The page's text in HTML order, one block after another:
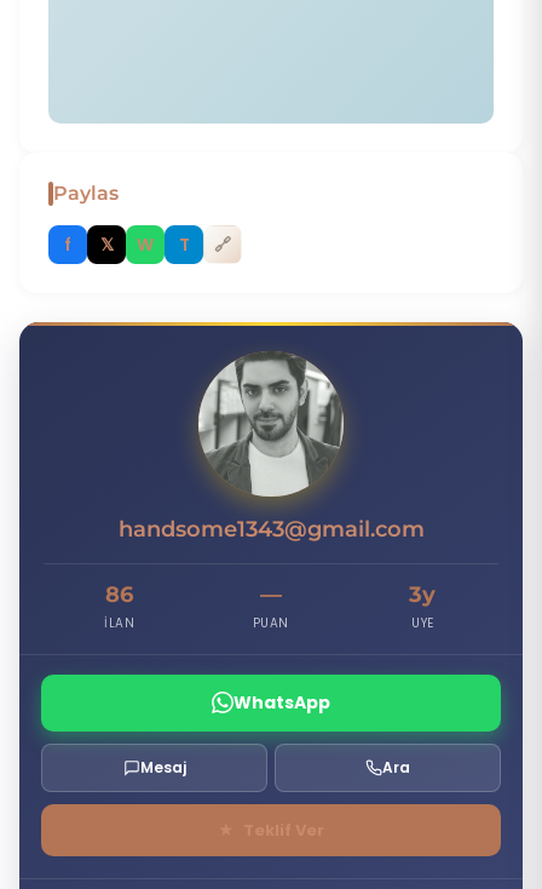
Paylas
f 𝕏 W T 🔗
H
handsome1343@gmail.com
86
İLAN
—
PUAN
3y
UYE
WhatsApp
Mesaj Ara